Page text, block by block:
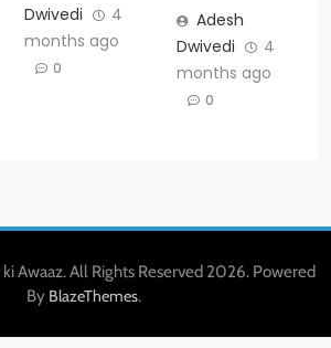
Dwivedi
4
months ago
0
Adesh
Dwivedi
4
months ago
0
Awaaz. All Rights Reserved 2026. Powered
By BlazeThemes.